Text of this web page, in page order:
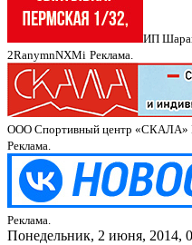
ИП
2RanymnNXMi Реклама.
ООО Спортивный центр «СКАЛА»
Реклама.
Реклама.
Понедельник, 2 июня, 2014,